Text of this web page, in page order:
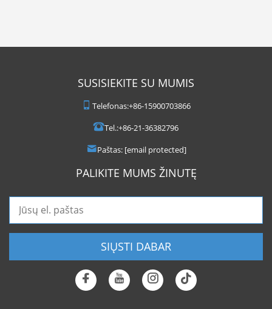
SUSISIEKITE SU MUMIS
Telefonas:+86-15900703866
Tel.:+86-21-36382796
Paštas: [email protected]
PALIKITE MUMS ŽINUTĘ
SIŲSTI DABAR